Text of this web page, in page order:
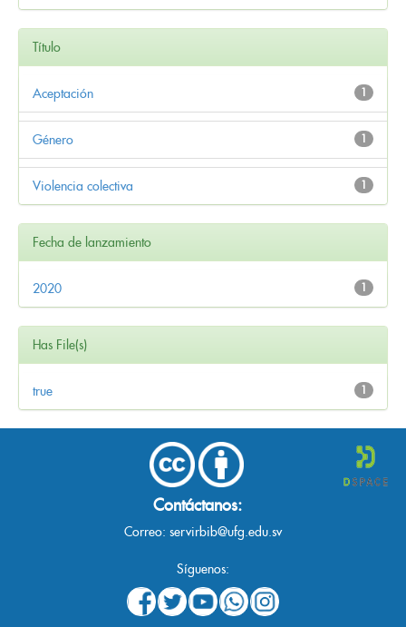
Título
1
Aceptación
1
Género
1
Violencia colectiva
Fecha de lanzamiento
1
2020
Has File(s)
1
true
Contáctanos:
Correo: servirbib@ufg.edu.sv
Síguenos: